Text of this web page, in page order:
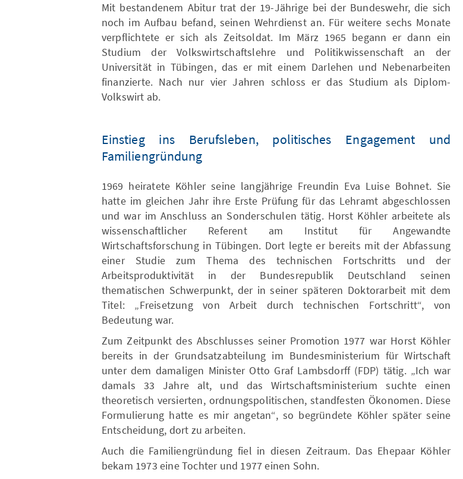
Mit bestandenem Abitur trat der 19-Jährige bei der Bundeswehr, die sich
noch im Aufbau befand, seinen Wehrdienst an. Für weitere sechs Monate
verpflichtete er sich als Zeitsoldat. Im März 1965 begann er dann ein
Studium der Volkswirtschaftslehre und Politikwissenschaft an der
Universität in Tübingen, das er mit einem Darlehen und Nebenarbeiten
finanzierte. Nach nur vier Jahren schloss er das Studium als Diplom-
Volkswirt ab.
Einstieg ins Berufsleben, politisches Engagement und
Familiengründung
1969 heiratete Köhler seine langjährige Freundin Eva Luise Bohnet. Sie
hatte im gleichen Jahr ihre Erste Prüfung für das Lehramt abgeschlossen
und war im Anschluss an Sonderschulen tätig. Horst Köhler arbeitete als
wissenschaftlicher Referent am Institut für Angewandte
Wirtschaftsforschung in Tübingen. Dort legte er bereits mit der Abfassung
einer Studie zum Thema des technischen Fortschritts und der
Arbeitsproduktivität in der Bundesrepublik Deutschland seinen
thematischen Schwerpunkt, der in seiner späteren Doktorarbeit mit dem
Titel: „Freisetzung von Arbeit durch technischen Fortschritt“, von
Bedeutung war.
Zum Zeitpunkt des Abschlusses seiner Promotion 1977 war Horst Köhler
bereits in der Grundsatzabteilung im Bundesministerium für Wirtschaft
unter dem damaligen Minister Otto Graf Lambsdorff (FDP) tätig. „Ich war
damals 33 Jahre alt, und das Wirtschaftsministerium suchte einen
theoretisch versierten, ordnungspolitischen, standfesten Ökonomen. Diese
Formulierung hatte es mir angetan“, so begründete Köhler später seine
Entscheidung, dort zu arbeiten.
Auch die Familiengründung fiel in diesen Zeitraum. Das Ehepaar Köhler
bekam 1973 eine Tochter und 1977 einen Sohn.